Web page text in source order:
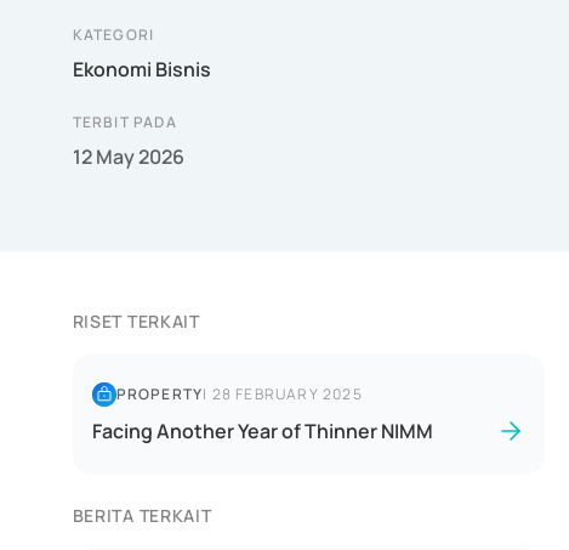
KATEGORI
Ekonomi Bisnis
TERBIT PADA
12 May 2026
RISET TERKAIT
PROPERTY| 28 FEBRUARY 2025
Facing Another Year of Thinner NIMM
BERITA TERKAIT